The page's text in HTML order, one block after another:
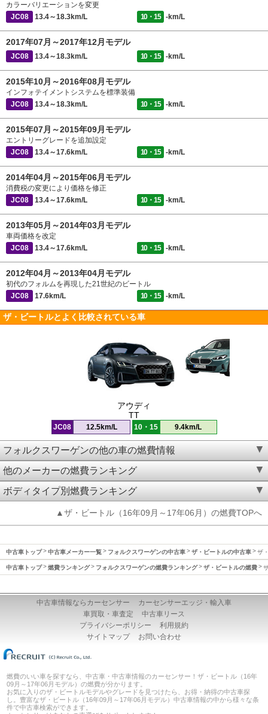
カラーバリエーションを変更
JC08
13.4～18.3km/L 10・15 -km/L
2017年07月～2017年12月モデル
JC08 13.4～18.3km/L 10・15 -km/L
2015年10月～2016年08月モデル
インフォテイメントシステムを標準装備
JC08
13.4～18.3km/L 10・15 -km/L
2015年07月～2015年09月モデル
エントリーグレードを追加設定
JC08
13.4～17.6km/L 10・15 -km/L
2014年04月～2015年06月モデル
消費税の変更により価格を修正
JC08
13.4～17.6km/L 10・15 -km/L
2013年05月～2014年03月モデル
車両価格を改定
JC08
13.4～17.6km/L 10・15 -km/L
2012年04月～2013年04月モデル
初代のフォルムを再現した21世紀のビートル
JC08
17.6km/L 10・15 -km/L
ザ・ビートルとよく比較されている車
アウディ
TT
JC08 12.5km/L 10・15 9.4km/L
フォルクスワーゲンの他の車の燃費情報
他のメーカーの燃費ランキング
ボディタイプ別燃費ランキング
▲ザ・ビートル（16年09月～17年06月）の燃費TOPへ
中古車トップ 中古車メーカー一覧 フォルクスワーゲンの中古車 ザ・ビートルの中古車 ザ
中古車トップ 燃費ランキング フォルクスワーゲンの燃費ランキング ザ・ビートルの燃費
中古車情報ならカーセンサー
カーセンサーエッジ・輸入車
車買取・車査定
中古車リース
プライバシーポリシー
利用規約
サイトマップ
お問い合わせ
燃費のいい車を探すなら、中古車・中古車情報のカーセンサー！ザ・ビートル（16年
09月～17年06月モデル）の燃費が分かります。
お気に入りのザ・ビートルモデルやグレードを見つけたら、お得・納得の中古車探
し。豊富なザ・ビートル（16年09月～17年06月モデル）中古車情報の中から様々な条
件で中古車検索ができます。